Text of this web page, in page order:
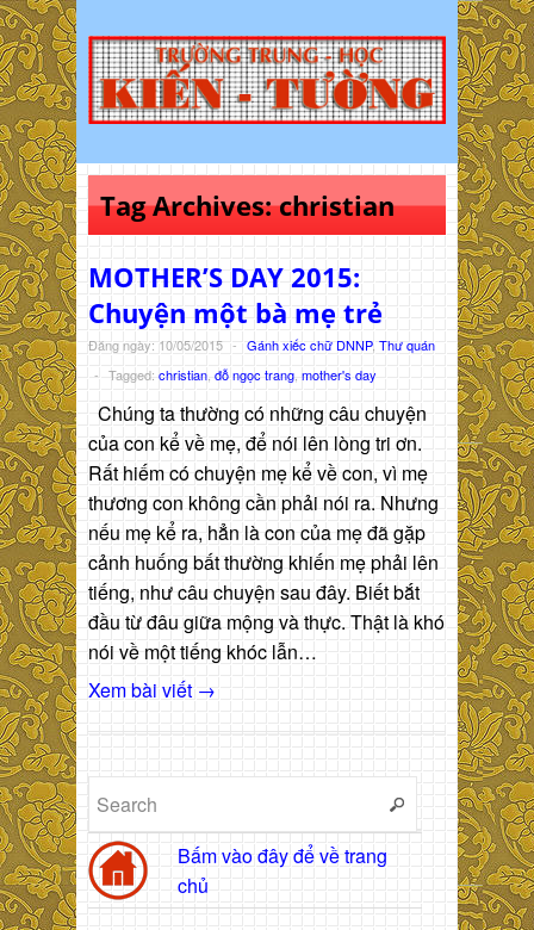
Tag Archives:christian
MOTHER’S DAY 2015:
Chuyện một bà mẹ trẻ
Đăng ngày: 10/05/2015 - Gánh xiếc chữ DNNP, Thư quán
- Tagged: christian đỗ ngọc trang mother's day
Chúng ta thường có những câu chuyện
của con kể về mẹ, để nói lên lòng tri ơn.
Rất hiếm có chuyện mẹ kể về con, vì mẹ
thương con không cần phải nói ra. Nhưng
nếu mẹ kể ra, hẳn là con của mẹ đã gặp
cảnh huống bất thường khiến mẹ phải lên
tiếng, như câu chuyện sau đây. Biết bắt
đầu từ đâu giữa mộng và thực. Thật là khó
nói về một tiếng khóc lẫn…
Xem bài viết →
Bấm vào đây để về trang
chủ